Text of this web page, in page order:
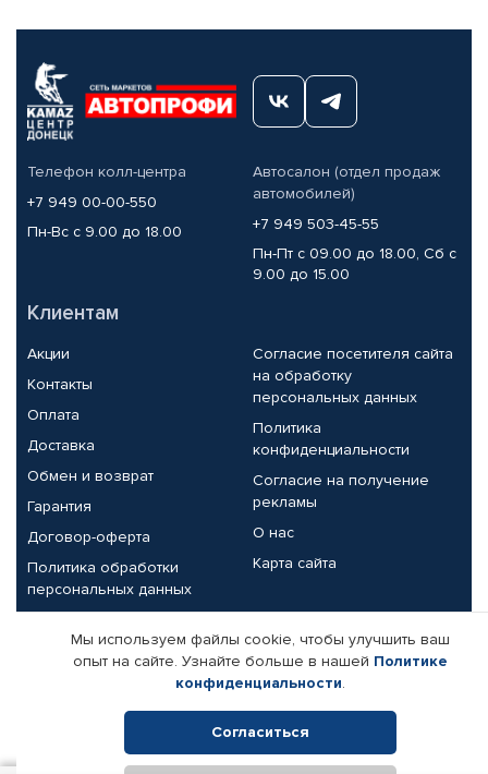
Телефон колл-центра
+7 949 00-00-550
Пн-Вс с 9.00 до 18.00
Автосалон (отдел продаж
автомобилей)
+7 949 503-45-55
Пн-Пт с 09.00 до 18.00, Сб с
9.00 до 15.00
Клиентам
Акции
Контакты
Оплата
Доставка
Обмен и возврат
Гарантия
Договор-оферта
Политика обработки
персональных данных
Согласие посетителя сайта
на обработку
персональных данных
Политика
конфиденциальности
Согласие на получение
рекламы
О нас
Карта сайта
Партнерам
Корпоративным клиентам
Поставщикам
Реквизиты компании
Мы используем файлы cookie, чтобы улучшить ваш
опыт на сайте. Узнайте больше в нашей Политике
конфиденциальности.
Согласиться